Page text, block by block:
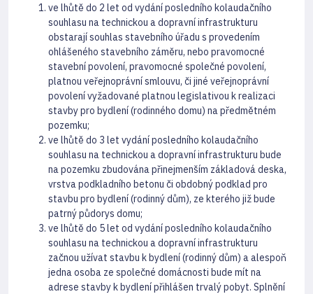
ve lhůtě do 2 let od vydání posledního kolaudačního
souhlasu na technickou a dopravní infrastrukturu
obstarají souhlas stavebního úřadu s provedením
ohlášeného stavebního záměru, nebo pravomocné
stavební povolení, pravomocné společné povolení,
platnou veřejnoprávní smlouvu, či jiné veřejnoprávní
povolení vyžadované platnou legislativou k realizaci
stavby pro bydlení (rodinného domu) na předmětném
pozemku;
ve lhůtě do 3 let vydání posledního kolaudačního
souhlasu na technickou a dopravní infrastrukturu bude
na pozemku zbudována přinejmenším základová deska,
vrstva podkladního betonu či obdobný podklad pro
stavbu pro bydlení (rodinný dům), ze kterého již bude
patrný půdorys domu;
ve lhůtě do 5 let od vydání posledního kolaudačního
souhlasu na technickou a dopravní infrastrukturu
začnou užívat stavbu k bydlení (rodinný dům) a alespoň
jedna osoba ze společné domácnosti bude mít na
adrese stavby k bydlení přihlášen trvalý pobyt. Splnění